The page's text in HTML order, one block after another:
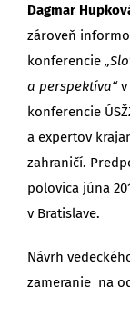
Dagmar
zároveň
konferencie
a perspektíva“v
konferencie
a expertov
zahraničí.
polovica júna
v Bratislave.
Návrh
zameranie na